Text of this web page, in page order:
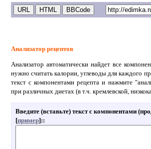
Анализатор рецептов
Анализатор автоматически найдет все
нужно считать калории, углеводы для каждого
текст с компонентами рецепта и нажмите
при различных диетах (в т.ч. кремлевской,
Введите (вставьте) текст с компонентами
[пример]::